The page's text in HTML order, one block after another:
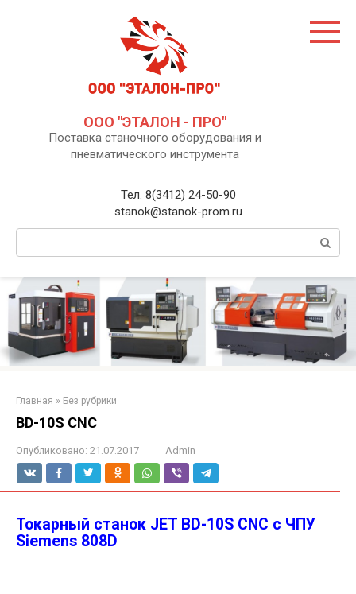
ООО "ЭТАЛОН - ПРО"
Поставка станочного оборудования и
пневматического инструмента
Тел. 8(3412) 24-50-90
stanok@stanok-prom.ru
Главная » Без рубрики
BD-10S CNC
Опубликовано: 21.07.2017 Admin
Токарный станок JET BD-10S CNC с ЧПУ
Siemens 808D